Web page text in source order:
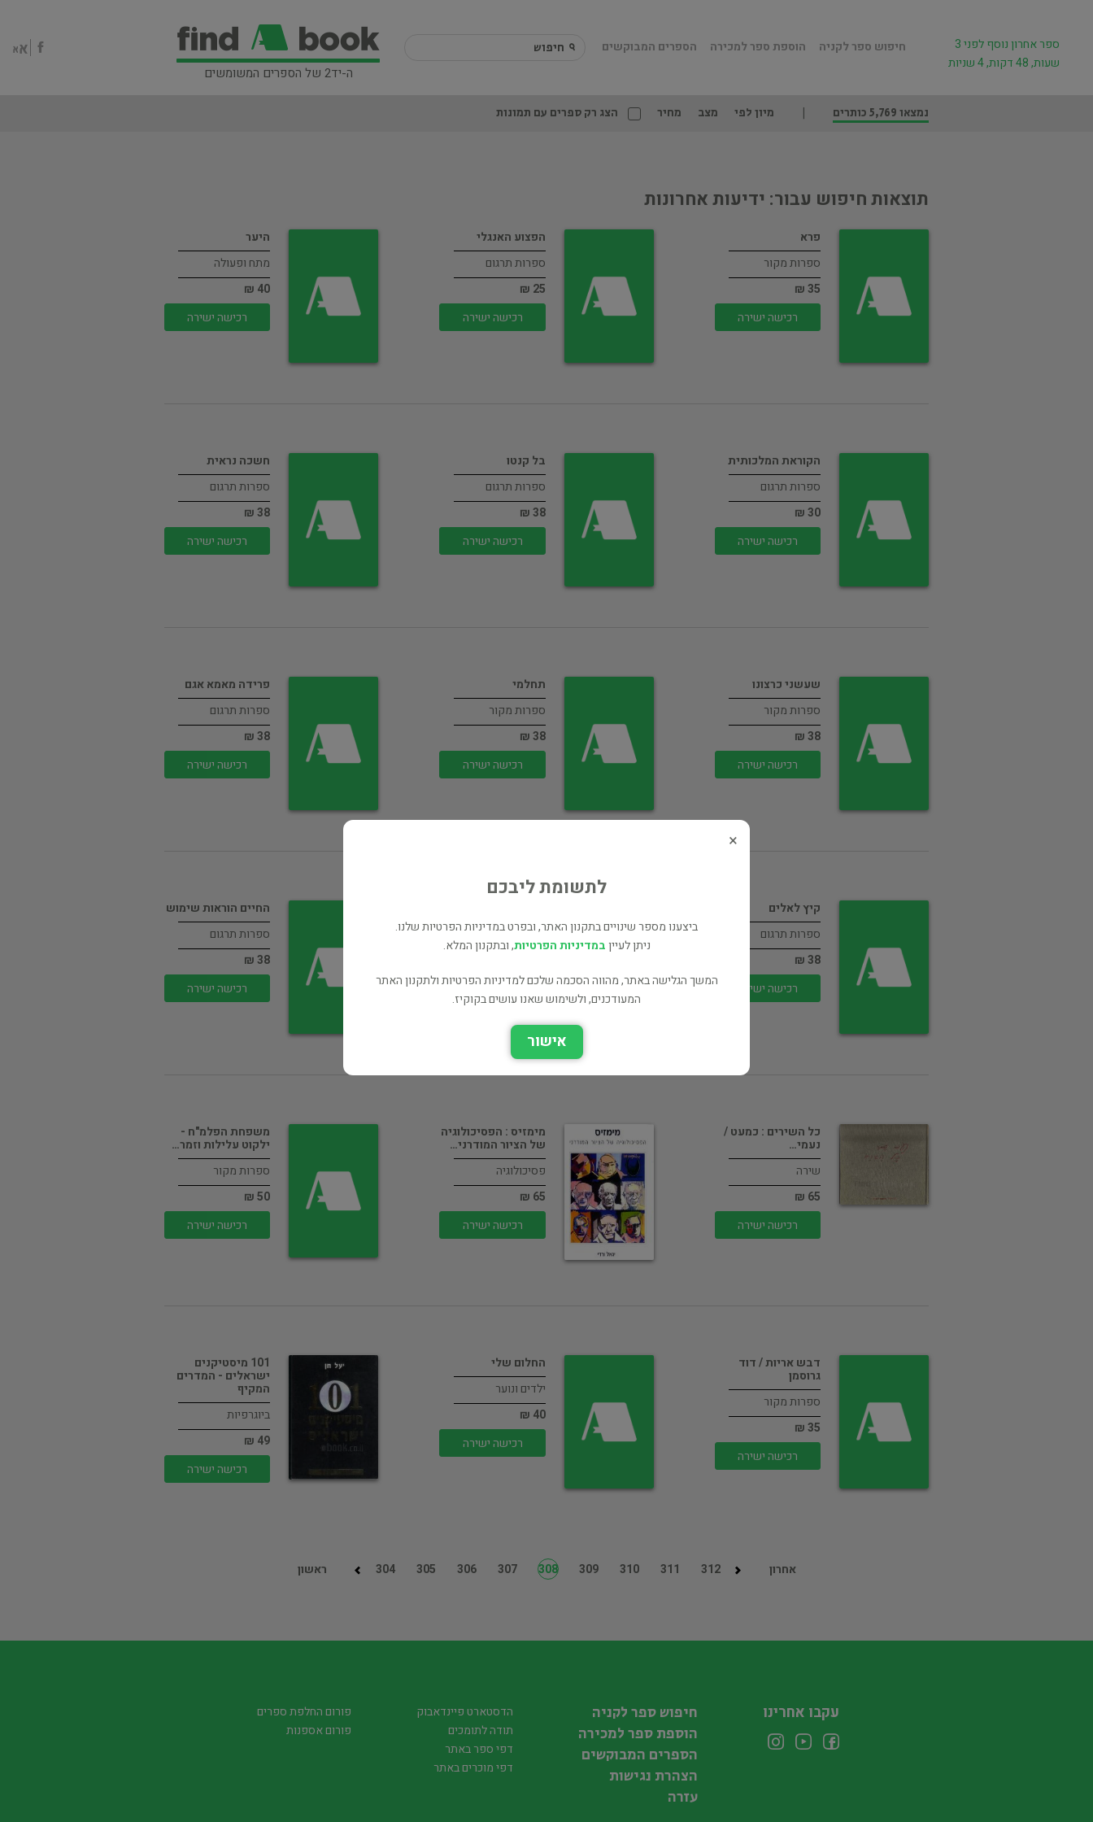
ה-יד2 של הספרים המשומשים
חיפוש ספר לקניה הוספת ספר למכירה הספרים המבוקשים
ספר אחרון נוסף לפני 3
שעות, 48 דקות, 4 שניות
נמצאו 5,769 כותרים מיון לפי מצב מחיר הצג רק ספרים עם תמונות
תוצאות חיפוש עבור: ידיעות אחרונות
פרא
ספרות מקור
35 ₪
רכישה ישירה
הפצוע האנגלי
ספרות תרגום
25 ₪
רכישה ישירה
היער
מתח ופעולה
40 ₪
רכישה ישירה
הקוראת המלכותית
ספרות תרגום
30 ₪
רכישה ישירה
בל קנטו
ספרות תרגום
38 ₪
רכישה ישירה
חשכה נראית
ספרות תרגום
38 ₪
רכישה ישירה
שעשני כרצונו
ספרות מקור
38 ₪
רכישה ישירה
תחלמי
ספרות מקור
38 ₪
רכישה ישירה
פרידה מאמא אגם
ספרות תרגום
38 ₪
רכישה ישירה
קיץ לאלים
ספרות תרגום
38 ₪
רכישה ישירה
ספרות תרגום
רכישה ישירה
החיים הוראות שימוש
ספרות תרגום
38 ₪
רכישה ישירה
כל השירים : כמעט /
נעמי…
שירה
65 ₪
רכישה ישירה
מימזיס : הפסיכולוגיה
של הציור המודרני…
פסיכולוגיה
65 ₪
רכישה ישירה
משפחת הפלמ"ח -
ילקוט עלילות וזמר…
ספרות מקור
50 ₪
רכישה ישירה
דבש אריות / דוד
גרוסמן
ספרות מקור
35 ₪
רכישה ישירה
החלום שלי
ילדים ונוער
40 ₪
רכישה ישירה
101 מיסטיקנים
ישראלים - המדרים
המקיף
ביוגרפיות
49 ₪
רכישה ישירה
ראשון 304 305 306 307 308 309 310 311 312 אחרון
×
לתשומת ליבכם
ביצענו מספר שינויים בתקנון האתר, ובפרט במדיניות הפרטיות שלנו.
ניתן לעייןבמדיניות הפרטיות, ובתקנון המלא.
המשך הגלישה באתר, מהווה הסכמה שלכם למדיניות הפרטיות ולתקנון האתר
המעודכנים, ולשימוש שאנו עושים בקוקיז.
אישור
עקבו אחרינו
חיפוש ספר לקניה
הוספת ספר למכירה
הספרים המבוקשים
הצהרת נגישות
עזרה
הדסטארט פיינדאבוק
תודה לתומכים
דפי ספר באתר
דפי מוכרים באתר
פורום החלפת ספרים
פורום אספנות